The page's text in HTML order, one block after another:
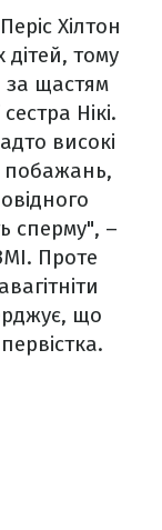
Хілтон
тому
за щастям
Нікі.
високі
побажань,
сперму", –
Проте
що